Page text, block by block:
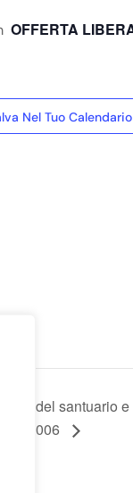
OFFERTA
Nel Tuo Calendario
del santuario
2006